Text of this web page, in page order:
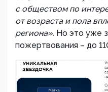
с обществом по
от возраста и пола
региона». Но это уже
пожертвования – до